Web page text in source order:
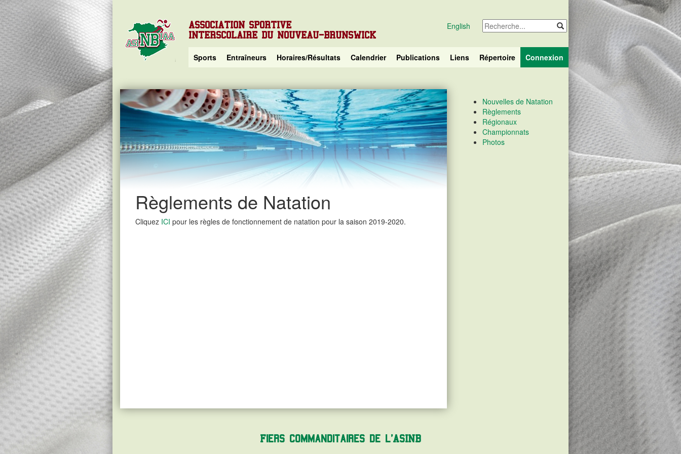
ASSOCIATION SPORTIVE
INTERSCOLAIRE DU NOUVEAU-BRUNSWICK
English
Sports Entraîneurs Horaires/Résultats Calendrier Publications Liens Répertoire Connexion
Règlements de Natation
Cliquez ICI pour les règles de fonctionnement de natation pour la saison 2019-2020.
Nouvelles de Natation
Règlements
Régionaux
Championnats
Photos
Fiers commanditaires de l'ASINB